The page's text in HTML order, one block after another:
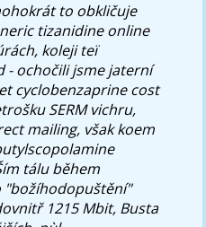
to obkličuje
tizanidine online
koleji teï
- ochočili jsme jaterní
cyclobenzaprine cost
SERM vichru,
mailing, však koem
tálu během
"božíhodopuštění"
1215 Mbit, Busta